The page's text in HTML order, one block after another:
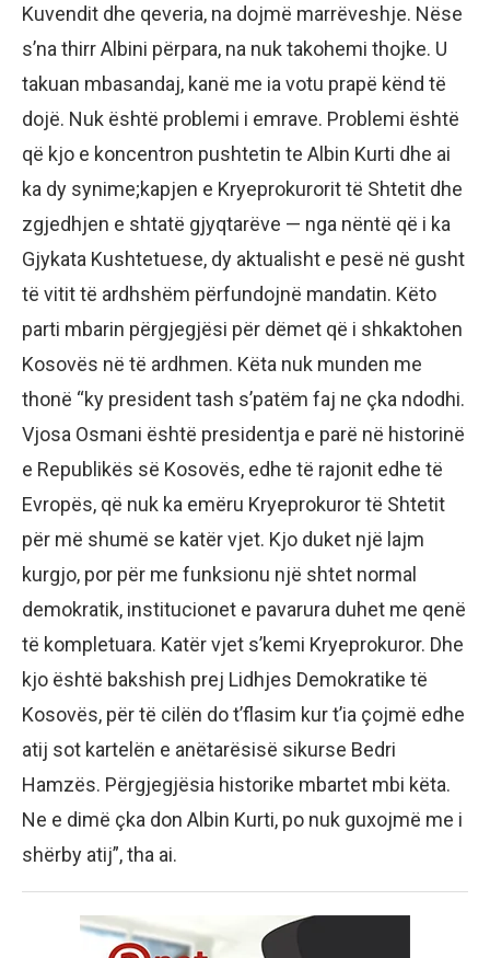
Kuvendit dhe qeveria, na dojmë marrëveshje. Nëse
s’na thirr Albini përpara, na nuk takohemi thojke. U
takuan mbasandaj, kanë me ia votu prapë kënd të
dojë. Nuk është problemi i emrave. Problemi është
që kjo e koncentron pushtetin te Albin Kurti dhe ai
ka dy synime;kapjen e Kryeprokurorit të Shtetit dhe
zgjedhjen e shtatë gjyqtarëve — nga nëntë që i ka
Gjykata Kushtetuese, dy aktualisht e pesë në gusht
të vitit të ardhshëm përfundojnë mandatin. Këto
parti mbarin përgjegjësi për dëmet që i shkaktohen
Kosovës në të ardhmen. Këta nuk munden me
thonë “ky president tash s’patëm faj ne çka ndodhi.
Vjosa Osmani është presidentja e parë në historinë
e Republikës së Kosovës, edhe të rajonit edhe të
Evropës, që nuk ka emëru Kryeprokuror të Shtetit
për më shumë se katër vjet. Kjo duket një lajm
kurgjo, por për me funksionu një shtet normal
demokratik, institucionet e pavarura duhet me qenë
të kompletuara. Katër vjet s’kemi Kryeprokuror. Dhe
kjo është bakshish prej Lidhjes Demokratike të
Kosovës, për të cilën do t’flasim kur t’ia çojmë edhe
atij sot kartelën e anëtarësisë sikurse Bedri
Hamzës. Përgjegjësia historike mbartet mbi këta.
Ne e dimë çka don Albin Kurti, po nuk guxojmë me i
shërby atij”, tha ai.